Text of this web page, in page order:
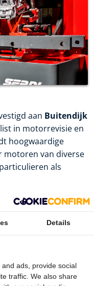
aan Buitendijk
in motorrevisie en
hoogwaardige
motoren van diverse
als
van vakbekwame
Revisiegarant
oplossingen.
het oplossen van
je kunt
Details
ads, provide social
traffic. We also share